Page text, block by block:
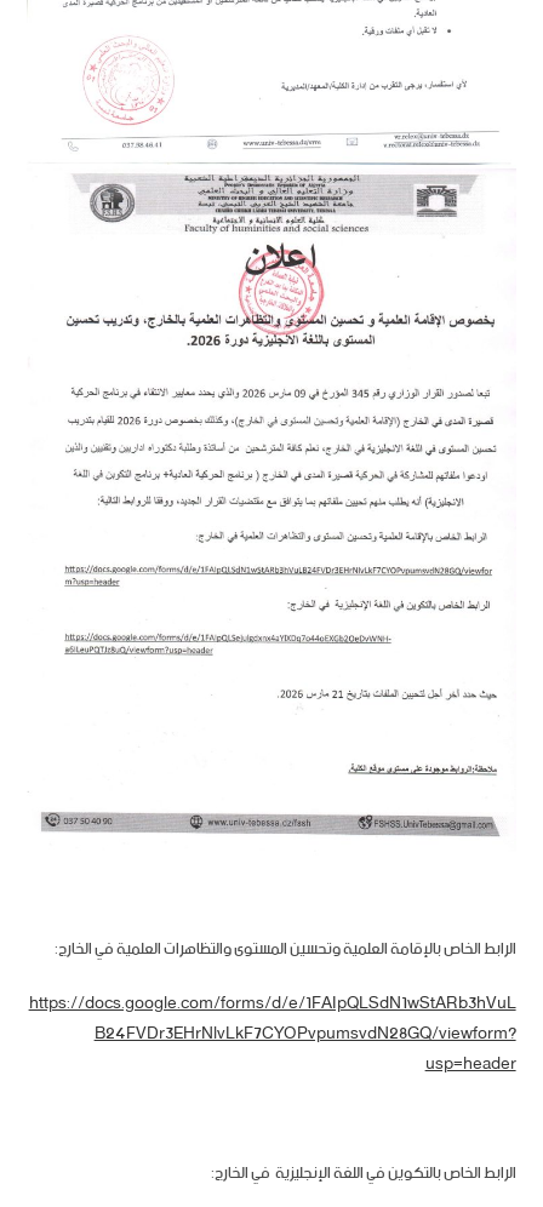
الرابط الخاص بالإقامة العلمية وتحسين المستوى والتظاهرات العلمية في الخارج:
https://docs.google.com/forms/d/e/1FAIpQLSdN1wStARb3hVuL
B24FVDr3EHrNlvLkF7CYOPvpumsvdN28GQ/viewform?
usp=header
الرابط الخاص بالتكوين في اللغة الإنجليزية في الخارج: